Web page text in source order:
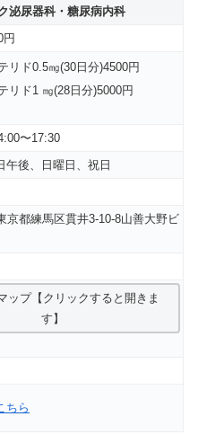
泌尿器科・糖尿病内科
リド0.5㎎(30日分)4500円
リド1 ㎎(28日分)5000円
〜17:30
午後、日曜日、祝日
京都練馬区貫井3-10-8山善大野ビ
ップ【クリックすると開きま
す】
ちら